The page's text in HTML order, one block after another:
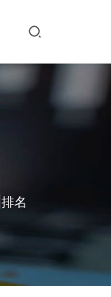
名